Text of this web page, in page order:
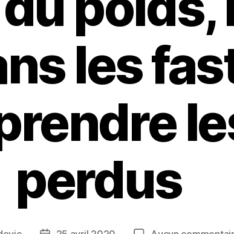
les
perdus